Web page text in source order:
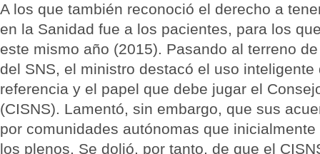
A los que también reconoció el derecho a
en la Sanidad fue a los pacientes, para los
este mismo año (2015). Pasando al terreno
del SNS, el ministro destacó el uso
referencia y el papel que debe jugar el
(CISNS). Lamentó, sin embargo, que sus
por comunidades autónomas que
los plenos. Se dolió, por tanto, de que el